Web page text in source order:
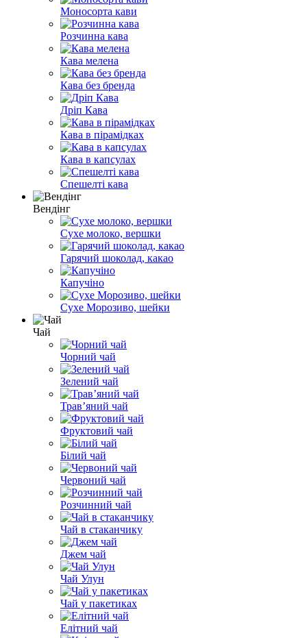
Моносорта кави
Розчинна кава
Кава мелена
Кава без бренда
Дріп Кава
Кава в пірамідках
Кава в капсулах
Спешелті кава
Вендінг
Сухе молоко, вершки
Гарячий шоколад, какао
Капучіно
Сухе Морозиво, шейки
Чай
Чорний чай
Зелений чай
Трав’яний чай
Фруктовий чай
Білий чай
Червоний чай
Розчинний чай
Чай в стаканчику
Джем чай
Чай Улун
Чай у пакетиках
Елітний чай